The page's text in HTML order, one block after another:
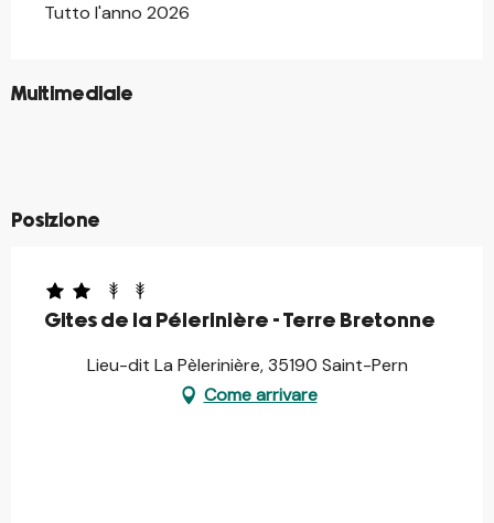
Tutto l'anno 2026
Multimediale
©
©
Posizione
Gites de la Pélerinière - Terre Bretonne
Lieu-dit La Pèlerinière, 35190 Saint-Pern
Come arrivare